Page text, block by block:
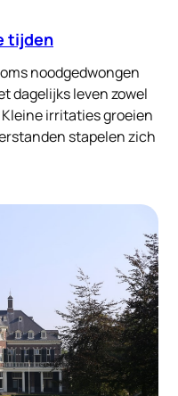
tijden
noodgedwongen
dagelijks leven zowel
irritaties groeien
stapelen zich